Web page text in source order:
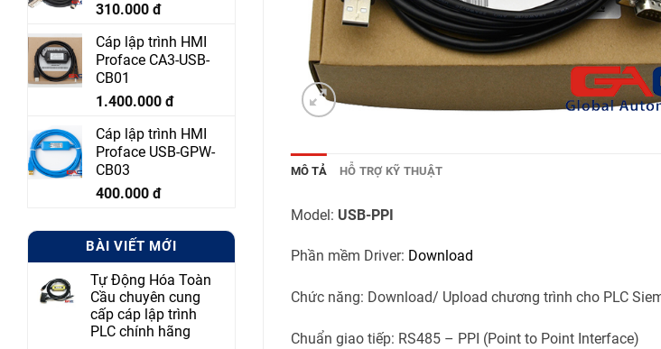
310.000 đ
Cáp lập trình HMI
Proface CA3-USB-
CB01
1.400.000 đ
Cáp lập trình HMI
Proface USB-GPW-
CB03
400.000 đ
BÀI VIẾT MỚI
Tự Động Hóa Toàn
Cầu chuyên cung
cấp cáp lập trình
PLC chính hãng
MÔ TẢ HỖ TRỢ KỸ THUẬT
Model: USB-PPI
Phần mềm Driver: Download
Chức năng: Download/ Upload chương trình cho PLC
Chuẩn giao tiếp: RS485 – PPI (Point to Point Interface)